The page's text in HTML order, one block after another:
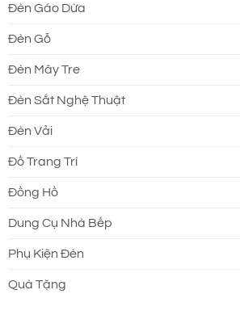
Đèn Gáo Dừa
Đèn Gỗ
Đèn Mây Tre
Đèn Sắt Nghệ Thuật
Đèn Vải
Đồ Trang Trí
Đồng Hồ
Dung Cụ Nhà Bếp
Phụ Kiện Đèn
Quà Tặng